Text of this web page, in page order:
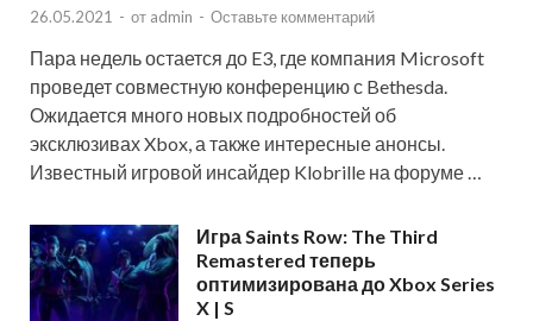
26.05.2021 - от admin - Оставьте комментарий
Пара недель остается до E3, где компания Microsoft
проведет совместную конференцию с Bethesda.
Ожидается много новых подробностей об
эксклюзивах Xbox, а также интересные анонсы.
Известный игровой инсайдер Klobrille на форуме …
Игра Saints Row: The Third
Remastered теперь
оптимизирована до Xbox Series
X | S